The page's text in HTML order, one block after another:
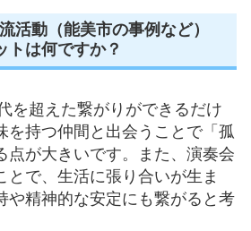
活動（能美市の事例など）
トは何ですか？
を超えた繋がりができるだけ
を持つ仲間と出会うことで「孤
点が大きいです。また、演奏会
とで、生活に張り合いが生ま
や精神的な安定にも繋がると考